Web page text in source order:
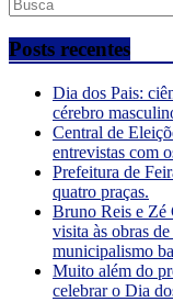
Posts recentes
Dia dos Pais:
cérebro
Central de
entrevistas com
Prefeitura de
quatro praças.
Bruno Reis e Zé
visita às obras
municipalismo
Muito além do
celebrar o Dia